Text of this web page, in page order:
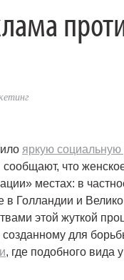
яркую социальную
что
местах: в
в Голландии и
этой жуткой
созданному для
, где подобного вида